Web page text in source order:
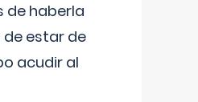
de haberla
estar de
acudir al